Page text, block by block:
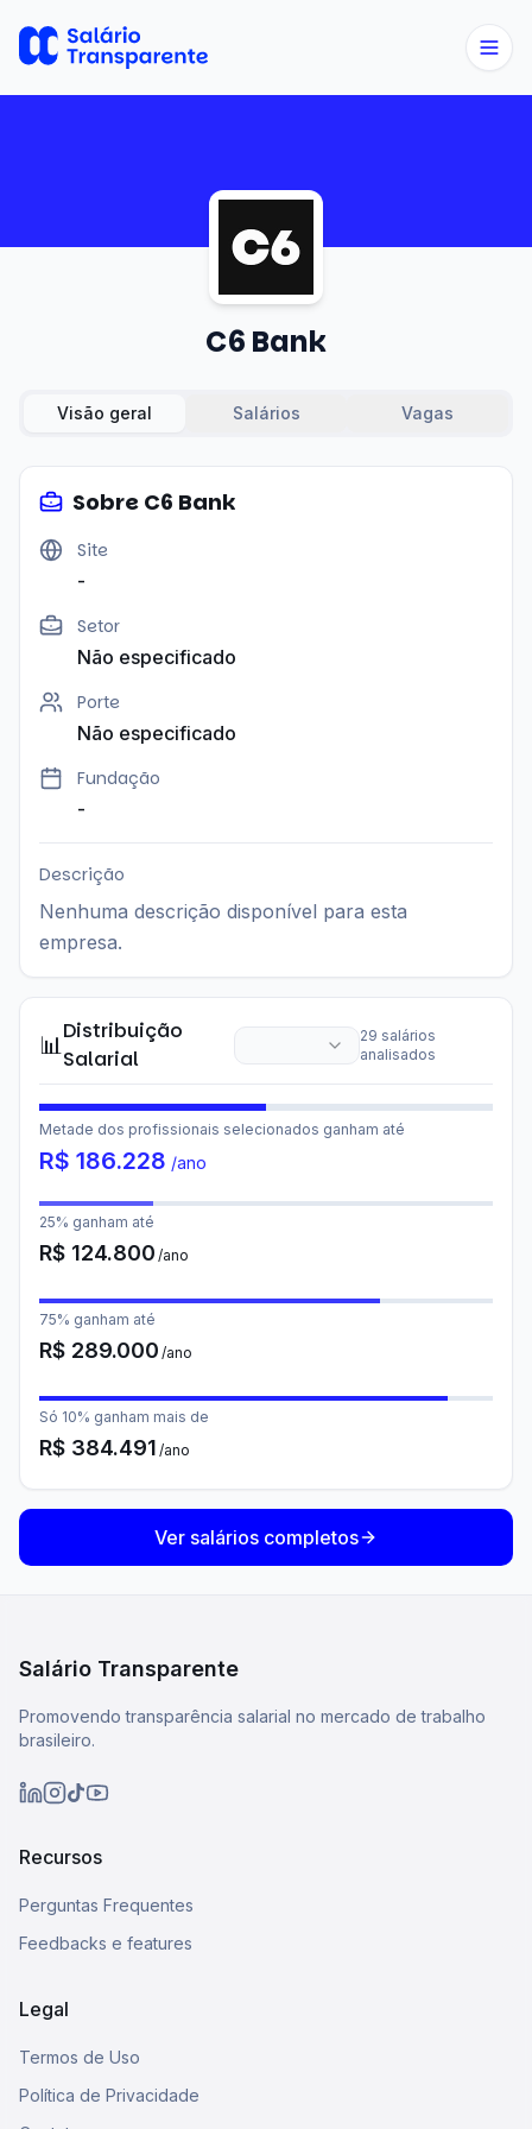
C6 Bank
Visão geral Salários Vagas
Sobre C6 Bank
Site
-
Setor
Não especificado
Porte
Não especificado
Fundação
-
Descrição
Nenhuma descrição disponível para esta
empresa.
📊
Distribuição
Salarial
29 salários
analisados
Metade dos profissionais selecionados ganham até
R$ 186.228 /ano
25% ganham até
R$ 124.800 /ano
75% ganham até
R$ 289.000 /ano
Só 10% ganham mais de
R$ 384.491 /ano
Ver salários completos
Salário Transparente
Promovendo transparência salarial no mercado de trabalho
brasileiro.
Recursos
Perguntas Frequentes
Feedbacks e features
Legal
Termos de Uso
Política de Privacidade